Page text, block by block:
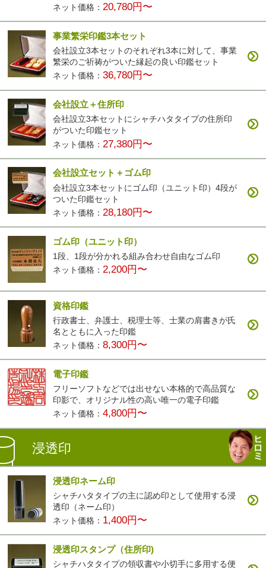
ネット価格： 20,780円〜
事業繁栄印鑑3本セット
会社設立3本セットのそれぞれ3本に対して、事業
繁栄のご祈祷がついた縁起の良い印鑑セット
ネット価格：36,780円〜
会社設立＋住所印
会社設立3本セットにシャチハタタイプの住所印
がついた印鑑セット
ネット価格： 27,380円〜
会社設立セット＋ゴム印
会社設立3本セットにゴム印（ユニット印）4段が
ついた印鑑セット
ネット価格： 28,180円〜
ゴム印（ユニット印）
1段、1段が分かれる組み合わせ自由なゴム印
ネット価格：2,200円〜
資格印鑑
行政書士、弁護士、税理士等、士業の肩書きが氏
名とともに入った印鑑
ネット価格：8,300円〜
電子印鑑
フリーソフトなどでは出せない本格的で高品質な
印影で、オリジナル性の高い唯一の電子印鑑
ネット価格：4,800円〜
浸透印
浸透印ネーム印
シャチハタタイプの主に認め印として使用する浸
透印（ネーム印）
ネット価格： 1,400円〜
浸透印スタンプ（住所印)
シャチハタタイプの領収書や小切手に多用する便